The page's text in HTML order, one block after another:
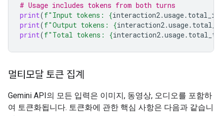
# Usage includes tokens from both turns
print(f"Input tokens: {interaction2.usage.
print(f"Output tokens: {interaction2.usage.
print(f"Total tokens: {interaction2.usage.
멀티모달 토큰 집계
Gemini API의 모든 입력은 이미지, 동영상, 오디오를 포함하
여 토큰화됩니다. 토큰화에 관한 핵심 사항은 다음과 같습니